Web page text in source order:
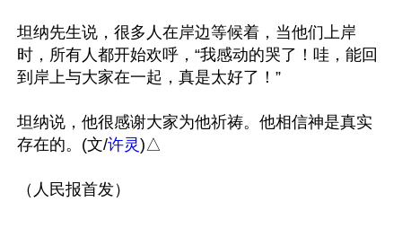
坦纳先生说，很多人在岸边等候着，当他们上岸
时，所有人都开始欢呼，“我感动的哭了！哇，能回
到岸上与大家在一起，真是太好了！”
坦纳说，他很感谢大家为他祈祷。他相信神是真实
存在的。(文/许灵)△